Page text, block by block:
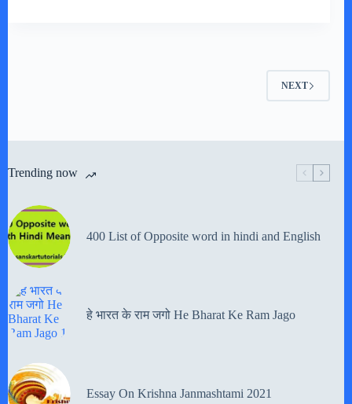
NEXT
Trending now
400 List of Opposite word in hindi and English
हे भारत के राम जगो He Bharat Ke Ram Jago
Essay On Krishna Janmashtami 2021